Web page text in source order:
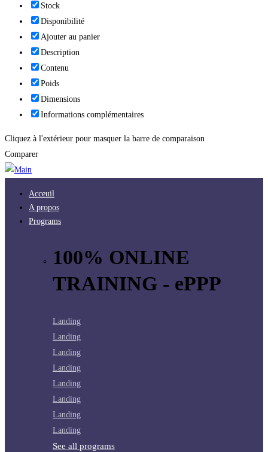
Stock
Disponibilité
Ajouter au panier
Description
Contenu
Poids
Dimensions
Informations complémentaires
Cliquez à l'extérieur pour masquer la barre de comparaison
Comparer
Acceuil
A propos
Programs
100% ONLINE
TRAINING - ePPP
Landing
Landing
Landing
Landing
Landing
Landing
Landing
Landing
See all programs